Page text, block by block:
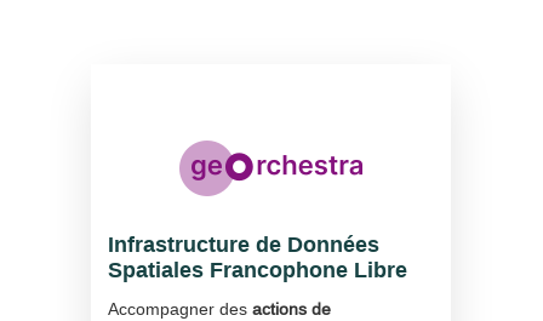
Infrastructure de Données
Spatiales Francophone Libre
Accompagner desactions de